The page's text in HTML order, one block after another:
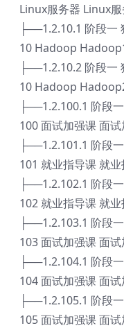
Linux服务器 Linux
├──1.2.10.1 阶段一
10 Hadoop
├──1.2.10.2 阶段一
10 Hadoop
├──1.2.100.1 阶段
100 面试加强课 面
├──1.2.101.1 阶段
101 就业指导课 就
├──1.2.102.1 阶段
102 就业指导课 就
├──1.2.103.1 阶段
103 面试加强课 面
├──1.2.104.1 阶段
104 面试加强课 面
├──1.2.105.1 阶段
105 面试加强课 面